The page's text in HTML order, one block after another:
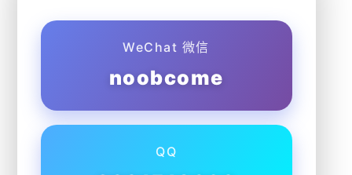
WeChat 微信
noobcome
QQ